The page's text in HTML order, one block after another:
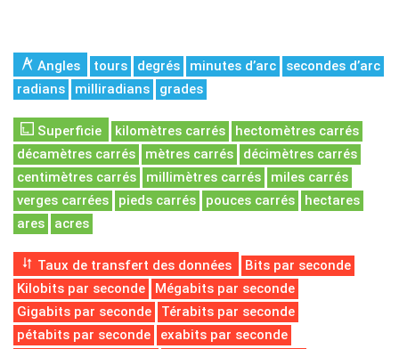
Angles tours degrés minutes d’arc
secondes d’arc
radians
milliradians grades
Superficie kilomètres carrés
hectomètres carrés
décamètres carrés
mètres carrés
décimètres carrés
centimètres carrés
millimètres carrés
miles carrés
verges carrées
pieds carrés pouces carrés
hectares
ares
acres
Taux de transfert des données
Bits par seconde
Kilobits par seconde
Mégabits par seconde
Gigabits par seconde
Térabits par seconde
pétabits par seconde
exabits par seconde